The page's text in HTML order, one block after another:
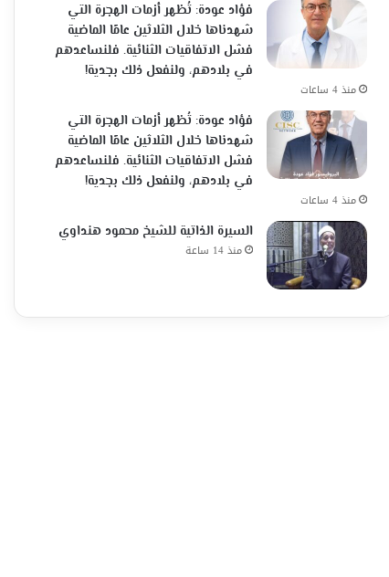
فؤاد عودة: تُظهر أزمات الهجرة التي
شهدناها خلال الثلاثين عامًا الماضية
فشل الاتفاقيات الثنائية. فلنساعدهم
في بلادهم، ولنفعل ذلك بجدية!
منذ 4 ساعات
فؤاد عودة: تُظهر أزمات الهجرة التي
شهدناها خلال الثلاثين عامًا الماضية
فشل الاتفاقيات الثنائية. فلنساعدهم
في بلادهم، ولنفعل ذلك بجدية!
منذ 4 ساعات
السيرة الذاتية للشيخ محمود هنداوي
منذ 14 ساعة